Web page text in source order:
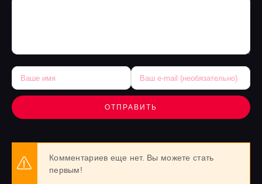
ОТПРАВИТЬ
Комментариев еще нет. Вы можете стать
первым!